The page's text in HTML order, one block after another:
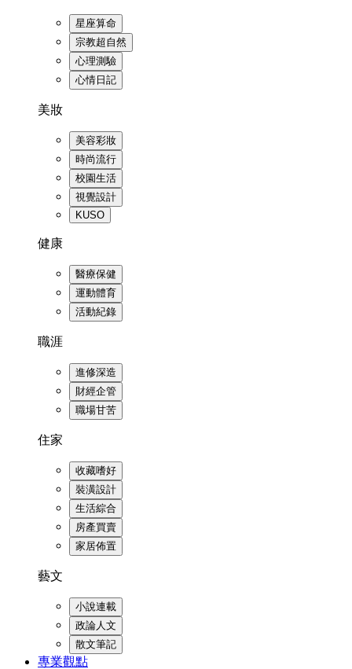
星座算命
宗教超自然
心理測驗
心情日記
美妝
美容彩妝
時尚流行
校園生活
視覺設計
KUSO
健康
醫療保健
運動體育
活動紀錄
職涯
進修深造
財經企管
職場甘苦
住家
收藏嗜好
裝潢設計
生活綜合
房產買賣
家居佈置
藝文
小說連載
政論人文
散文筆記
專業觀點